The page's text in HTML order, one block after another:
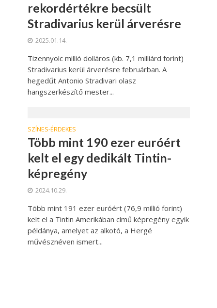
rekordértékre becsült
Stradivarius kerül árverésre
2025.01.14.
Tizennyolc millió dolláros (kb. 7,1 milliárd forint)
Stradivarius kerül árverésre februárban. A
hegedűt Antonio Stradivari olasz
hangszerkészítő mester...
SZÍNES-ÉRDEKES
Több mint 190 ezer euróért
kelt el egy dedikált Tintin-
képregény
2024.10.29.
Több mint 191 ezer euróért (76,9 millió forint)
kelt el a Tintin Amerikában című képregény egyik
példánya, amelyet az alkotó, a Hergé
művésznéven ismert...